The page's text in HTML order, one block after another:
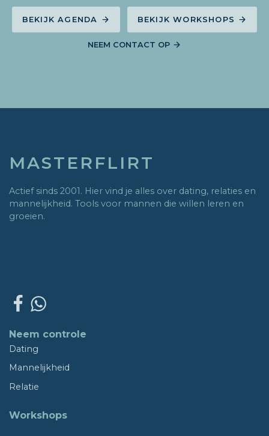
BEKIJK AGENDA BEKIJK WORKSHOPS
NEEM CONTACT OP
MASTERFLIRT
Actief sinds 2001. Hier vind je alles over dating, relaties en
mannelijkheid. Tools voor mannen die willen leren en
groeien.
Neem controle
Dating
Mannelijkheid
Relatie
Workshops